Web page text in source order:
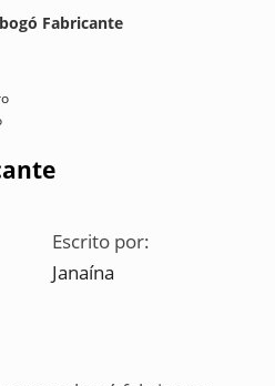
Fabricante
Escrito por:
Janaína